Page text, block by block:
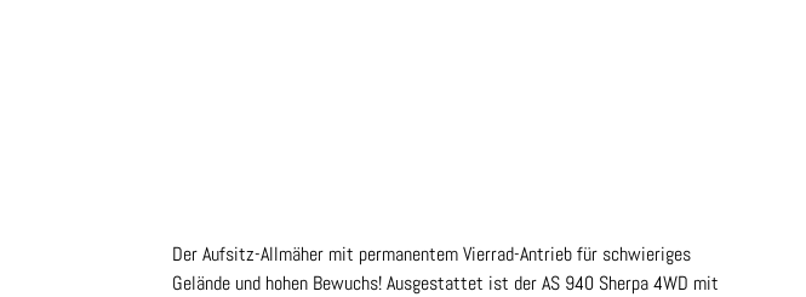
Der Aufsitz-Allmäher mit permanentem Vierrad-Antrieb für schwieriges
Gelände und hohen Bewuchs! Ausgestattet ist der AS 940 Sherpa 4WD mit